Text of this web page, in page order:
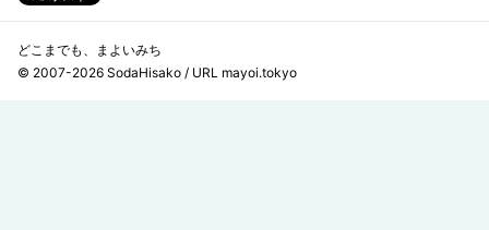
どこまでも、まよいみち
© 2007-2026 SodaHisako / URL mayoi.tokyo